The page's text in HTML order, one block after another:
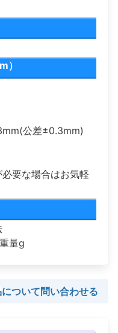
）
公差±0.3mm)
要な場合はお気軽
量g
ついて問い合わせる